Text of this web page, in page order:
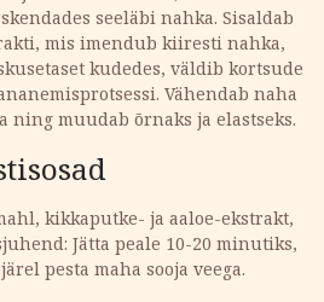
seeläbi nahka. Sisaldab
mis imendub kiiresti nahka,
kudedes, väldib kortsude
Vähendab naha
ning muudab õrnaks ja elastseks.
kikkaputke- ja aaloe-ekstrakt,
Jätta peale 10-20 minutiks,
pesta maha sooja veega.